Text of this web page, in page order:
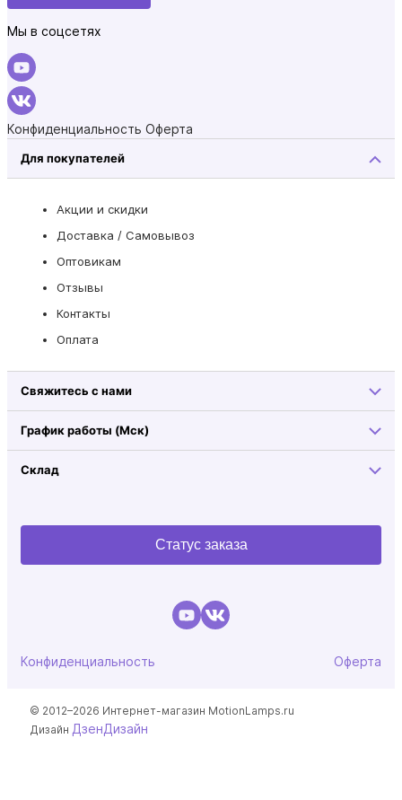
Мы в соцсетях
Конфиденциальность Оферта
Для покупателей
Акции и скидки
Доставка / Самовывоз
Оптовикам
Отзывы
Контакты
Оплата
Свяжитесь с нами
График работы (Мск)
Склад
Статус заказа
Конфиденциальность Оферта
© 2012–2026 Интернет-магазин MotionLamps.ru
ДизайнДзенДизайн